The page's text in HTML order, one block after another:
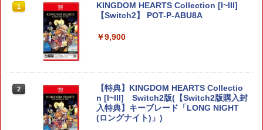
￥6,447
￥55,000
￥7,286
【純正品】Xbox ワイヤレス コントロー
￥7,681
【純正品】Xbox ワイヤレス コントロー
ラー (カーボンブラック)
￥3,523
1
KINGDOM HEARTS Collection [I~III]
【Switch2】 POT-P-ABU8A
￥9,900
2
【特典】KINGDOM HEARTS Collectio
n [I~III] Switch2版(【Switch2版購入封
入特典】キーブレード「LONG NIGHT
(ロングナイト)」)